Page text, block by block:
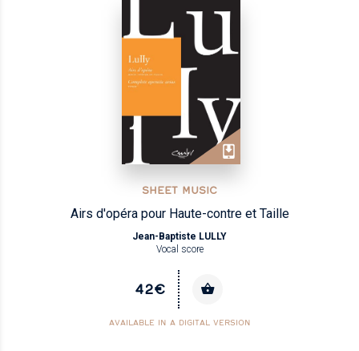
SHEET MUSIC
Airs d'opéra pour Haute-contre et Taille
Jean-Baptiste LULLY
Vocal score
42€
AVAILABLE IN A DIGITAL VERSION